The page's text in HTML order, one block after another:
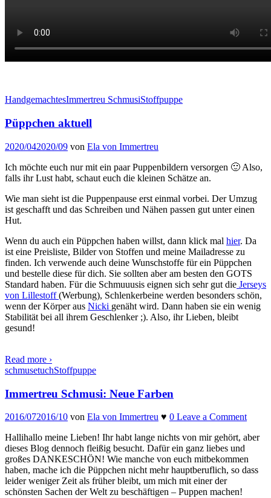
HandgemachtesImmertreu SchmusiStoffpuppe
Püppchen
aktuell
Püppchen aktuell
2020/042020/09 von Ela von Immertreu
Ich möchte euch nur mit ein paar Puppenbildern versorgen 🙂 Also,
falls ihr Lust habt, schaut euch die kleinen Schätze an.
Wie man sieht ist die Puppenpause erst einmal vorbei. Der Umzug
ist geschafft und das Schreiben und Nähen passen gut unter einen
Hut.
Wenn du auch ein Püppchen haben willst, dann klick mal hier. Da
ist eine Preisliste, Bilder von Stoffen und meine Mailadresse zu
finden. Ich verwende auch deine Wunschstoffe für ein Püppchen
und bestelle diese für dich. Sie sollten aber am besten den GOTS
Standard haben. Für die Schmuuusis eignen sich sehr gut die Jerseys
von Lillestoff(Werbung), Schlenkerbeine werden besonders schön,
wenn der Körper aus Nicki genäht wird. Dann haben sie ein wenig
Stabilität bei all ihrem Geschlenker ;). Also, ihr Lieben, bleibt
gesund!
Read more ›
schmusetuchStoffpuppe
Immertreu
Neue
Farben
Immertreu Schmusi: Neue Farben
2016/072016/10 von Ela von Immertreu ♥ 0 Leave a Comment
Hallihallo meine Lieben! Ihr habt lange nichts von mir gehört, aber
dieses Blog dennoch fleißig besucht. Dafür ein ganz liebes und
großes DANKESCHÖN! Wie manche von euch mitbekommen
haben, mache ich die Püppchen nicht mehr hauptberuflich, so dass
leider weniger Zeit als früher bleibt, um mich mit einer der
schönsten Sachen der Welt zu beschäftigen – Puppen machen!